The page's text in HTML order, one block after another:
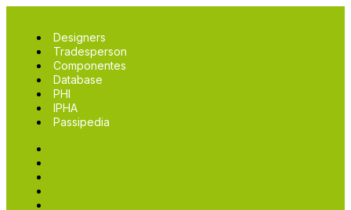
Designers
Tradesperson
Componentes
Database
PHI
IPHA
Passipedia